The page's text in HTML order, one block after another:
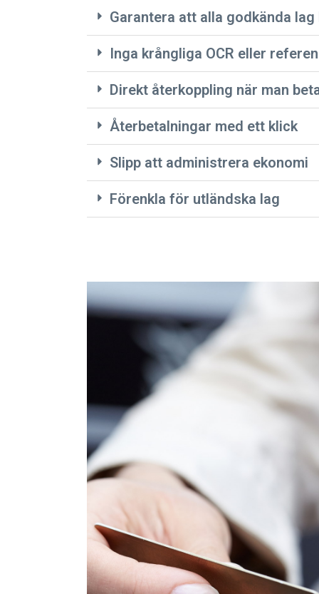
Garantera att alla godkända
Inga krångliga OCR eller
Direkt återkoppling när man
Återbetalningar med ett klick
Slipp att administrera ekonomi
Förenkla för utländska lag